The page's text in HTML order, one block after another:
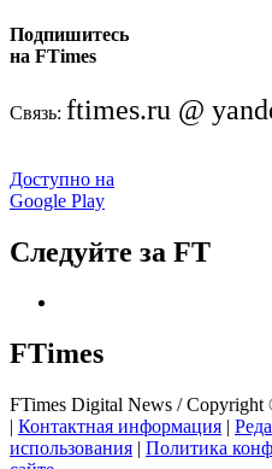
Подпишитесь
на FTimes
Связь: ftimes.ru @
Доступно на
Google Play
Следуйте за FT
FTimes
FTimes Digital News /
| Контактная информация |
использования | Политика